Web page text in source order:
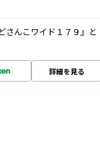
さんこワイド１７９』と
詳細を見る